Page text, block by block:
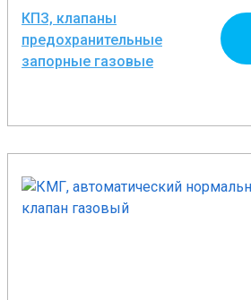
КПЗ, клапаны
предохранительные
запорные газовые